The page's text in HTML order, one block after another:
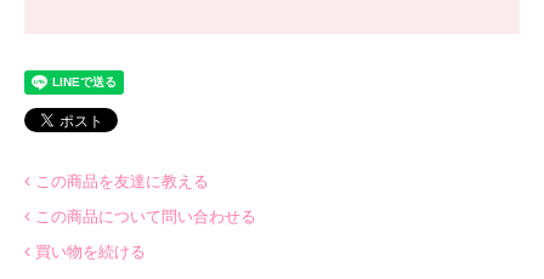
この商品を友達に教える
この商品について問い合わせる
買い物を続ける